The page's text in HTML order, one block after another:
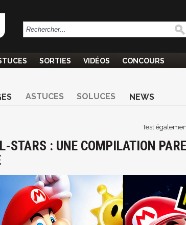
SORTIES VIDÉOS CONCOURS
ASTUCES SOLUCES NEWS
Test
STARS : UNE COMPILATION